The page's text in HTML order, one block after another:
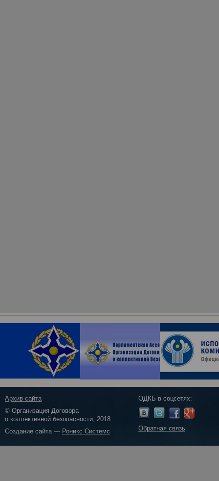
Архив сайта
© Организация Договора
о коллективной безопасности, 2018
Создание сайта — Роникс Системс
ОДКБ в соцсетях:
Обратная связь